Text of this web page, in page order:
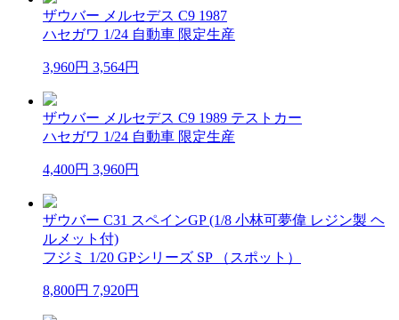
ザウバー メルセデス C9 1987
ハセガワ 1/24 自動車 限定生産
3,960円 3,564円
ザウバー メルセデス C9 1989 テストカー
ハセガワ 1/24 自動車 限定生産
4,400円 3,960円
ザウバー C31 スペインGP (1/8 小林可夢偉 レジン製 ヘ
ルメット付)
フジミ 1/20 GPシリーズ SP （スポット）
8,800円 7,920円